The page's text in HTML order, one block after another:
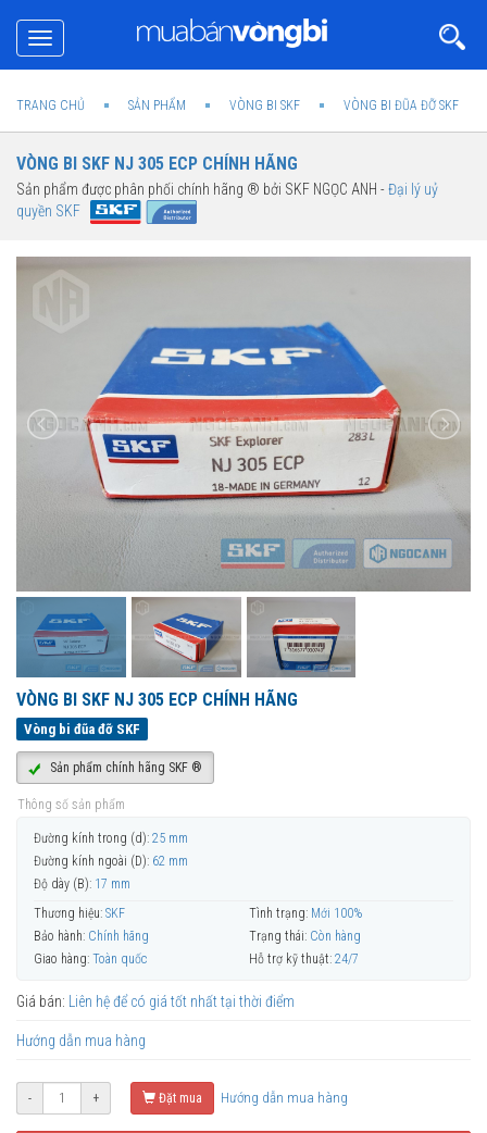
Toggle
navigation
TRANG CHỦ SẢN PHẨM VÒNG BI SKF VÒNG BI ĐŨA ĐỠ SKF
VÒNG BI SKF NJ 305 ECP CHÍNH HÃNG
Sản phẩm được phân phối chính hãng ® bởi SKF NGỌC ANH -Đại lý uỷ
quyền SKF
VÒNG BI SKF NJ 305 ECP CHÍNH HÃNG
Vòng bi đũa đỡ SKF
Sản phẩm chính hãng SKF ®
Thông số sản phẩm
Đường kính trong (d): 25 mm
Đường kính ngoài (D): 62 mm
Độ dày (B): 17 mm
Thương hiệu: SKF Tình trạng: Mới 100%
Bảo hành: Chính hãng Trạng thái: Còn hàng
Giao hàng: Toàn quốc Hỗ trợ kỹ thuật: 24/7
Giá bán: Liên hệ để có giá tốt nhất tại thời điểm
Hướng dẫn mua hàng
- + Đặt mua Hướng dẫn mua hàng